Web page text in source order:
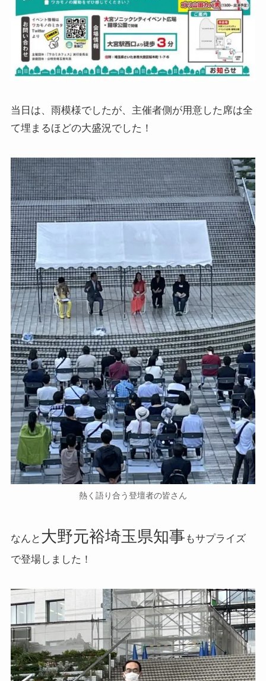
当日は、雨模様でしたが、主催者側が用意した席は全
て埋まるほどの大盛況でした！
熱く語り合う登壇者の皆さん
なんと 大野元裕埼玉県知事 もサプライズ
で登場しました！